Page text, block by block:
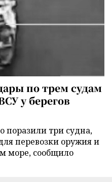
по трем судам
у берегов
поразили три судна,
перевозки оружия и
море, сообщило